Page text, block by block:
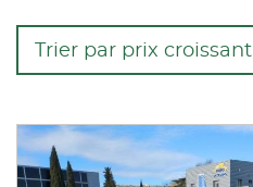
Trier par prix croissant